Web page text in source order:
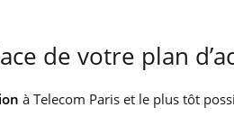
de votre plan
à Telecom Paris et le plus tôt